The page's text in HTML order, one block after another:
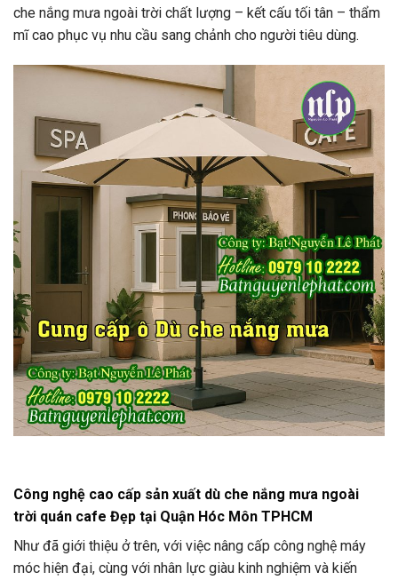
che nắng mưa ngoài trời chất lượng – kết cấu tối tân – thẩm
mĩ cao phục vụ nhu cầu sang chảnh cho người tiêu dùng.
Công nghệ cao cấp sản xuất dù che nắng mưa ngoài
trời quán cafe Đẹp tại Quận Hóc Môn TPHCM
Như đã giới thiệu ở trên, với việc nâng cấp công nghệ máy
móc hiện đại, cùng với nhân lực giàu kinh nghiệm và kiến